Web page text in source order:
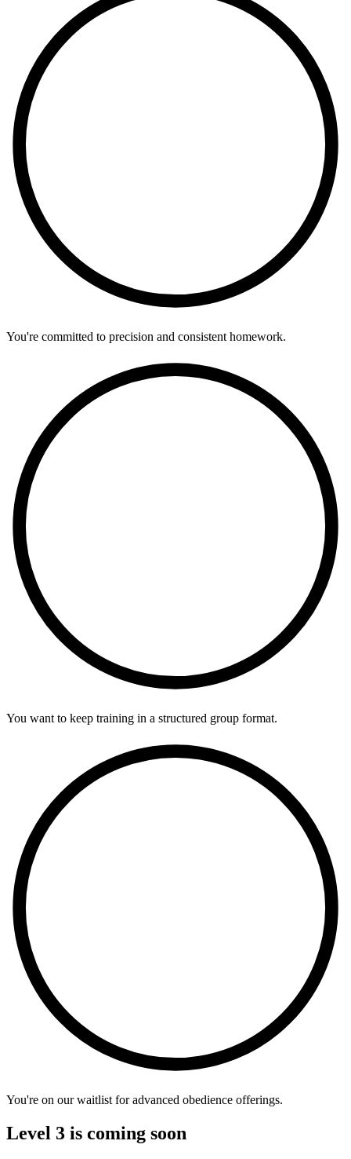
You're committed to precision and consistent homework.
You want to keep training in a structured group format.
You're on our waitlist for advanced obedience offerings.
Level 3 is coming soon